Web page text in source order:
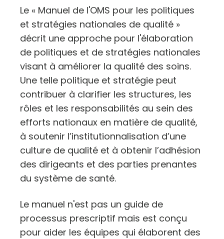
Le « Manuel de l'OMS pour les politiques
et stratégies nationales de qualité »
décrit une approche pour l'élaboration
de politiques et de stratégies nationales
visant à améliorer la qualité des soins.
Une telle politique et stratégie peut
contribuer à clarifier les structures, les
rôles et les responsabilités au sein des
efforts nationaux en matière de qualité,
à soutenir l’institutionnalisation d’une
culture de qualité et à obtenir l’adhésion
des dirigeants et des parties prenantes
du système de santé.
Le manuel n'est pas un guide de
processus prescriptif mais est conçu
pour aider les équipes qui élaborent des